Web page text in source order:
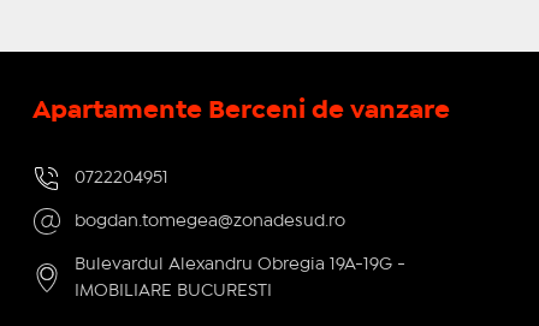
Apartamente Berceni de vanzare
0722204951
bogdan.tomegea@zonadesud.ro
Bulevardul Alexandru Obregia 19A-19G -
IMOBILIARE BUCURESTI